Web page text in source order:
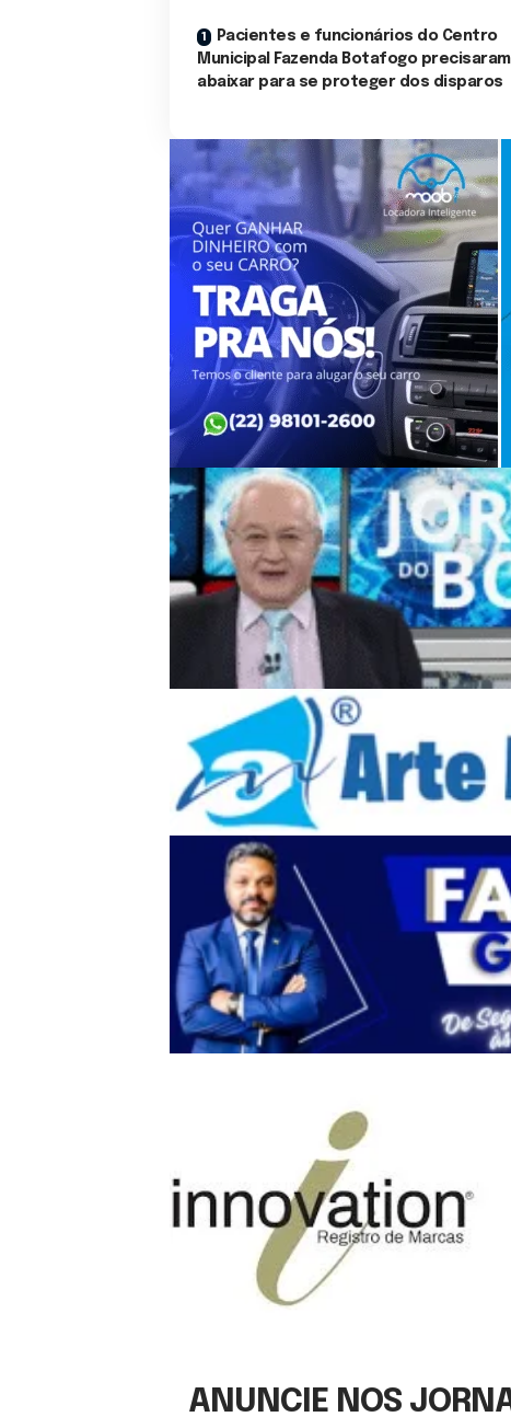
Pacientes e funcionários do Centro
Municipal Fazenda Botafogo
abaixar para se proteger dos disparos
ANUNCIE NOS